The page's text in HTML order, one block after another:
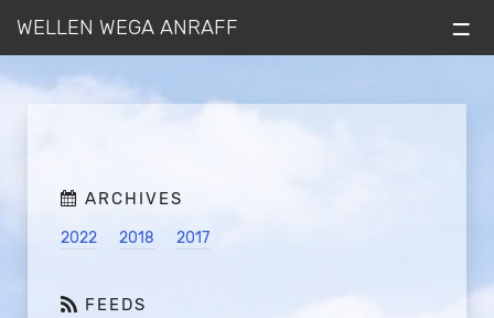
WELLEN WEGA ANRAFF =
2022 2018 2017